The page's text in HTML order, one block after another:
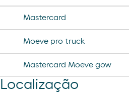
Mastercard
Moeve pro truck
Mastercard Moeve gow
Localização